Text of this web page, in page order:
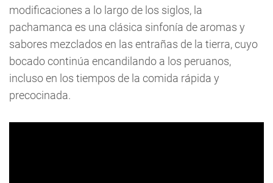
modificaciones a lo largo de los siglos, la
pachamanca es una clásica sinfonía de aromas y
sabores mezclados en las entrañas de la tierra, cuyo
bocado continúa encandilando a los peruanos,
incluso en los tiempos de la comida rápida y
precocinada.